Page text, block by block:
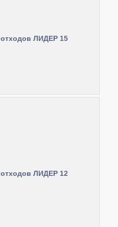
ЛИДЕР 15
ЛИДЕР 12